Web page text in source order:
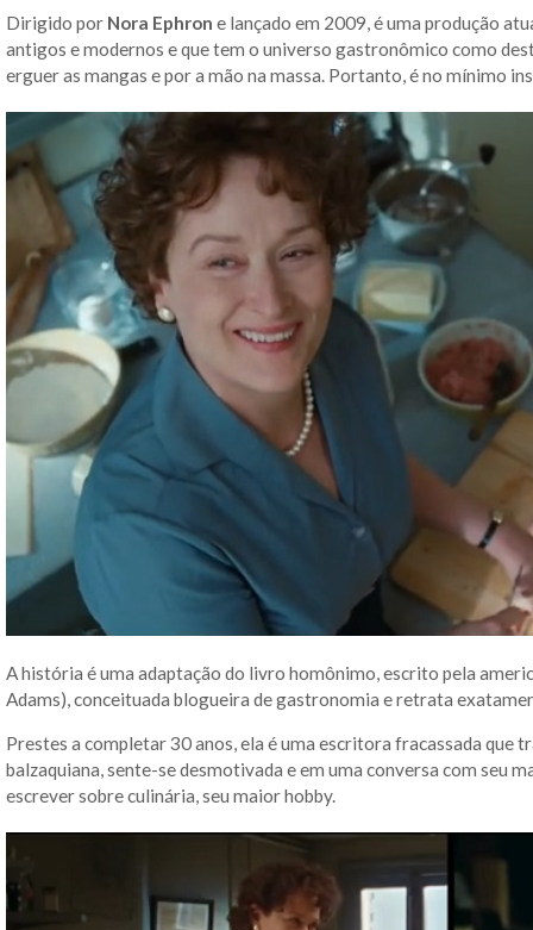
Dirigido por Nora Ephron e lançado em 2009, é uma produção
antigos e modernos e que tem o universo gastronômico como
erguer as mangas e por a mão na massa. Portanto, é no mínimo
A história é uma adaptação do livro homônimo, escrito pela
Adams), conceituada blogueira de gastronomia e retrata
Prestes a completar 30 anos, ela é uma escritora fracassada que
balzaquiana, sente-se desmotivada e em uma conversa com seu
escrever sobre culinária, seu maior hobby.